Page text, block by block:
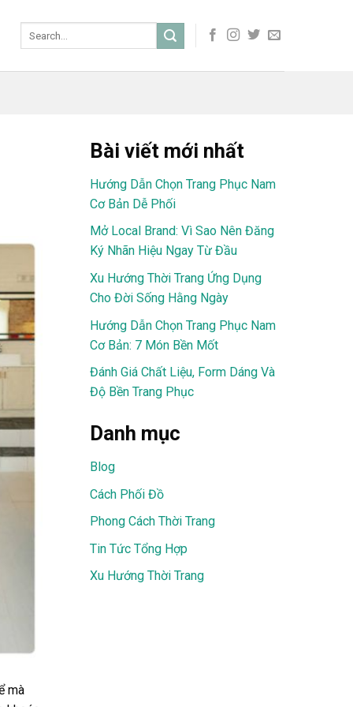
mà
Bài viết mới nhất
Hướng Dẫn Chọn Trang Phục Nam
Cơ Bản Dễ Phối
Mở Local Brand: Vì Sao Nên Đăng
Ký Nhãn Hiệu Ngay Từ Đầu
Xu Hướng Thời Trang Ứng Dụng
Cho Đời Sống Hằng Ngày
Hướng Dẫn Chọn Trang Phục Nam
Cơ Bản: 7 Món Bền Mốt
Đánh Giá Chất Liệu, Form Dáng Và
Độ Bền Trang Phục
Danh mục
Blog
Cách Phối Đồ
Phong Cách Thời Trang
Tin Tức Tổng Hợp
Xu Hướng Thời Trang